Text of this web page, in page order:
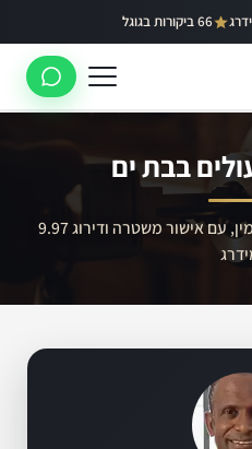
66 ביקורות בגוגל
בבת ים
שירות מנעולן מקצועי, מהיר ואמין, עם אישור משטרה ודירוג 9.97